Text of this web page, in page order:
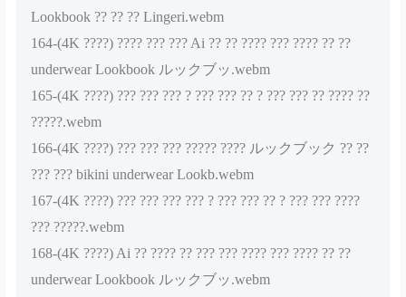
Lookbook ?? ?? ?? Lingeri.webm
164-(4K ????) ???? ??? ??? Ai ?? ?? ???? ??? ???? ?? ??
underwear Lookbook ルックブッ.webm
165-(4K ????) ??? ??? ??? ? ??? ??? ?? ? ??? ??? ?? ???? ??
?????.webm
166-(4K ????) ??? ??? ??? ????? ???? ルックブック ?? ??
??? ??? bikini underwear Lookb.webm
167-(4K ????) ??? ??? ??? ??? ? ??? ??? ?? ? ??? ??? ????
??? ?????.webm
168-(4K ????) Ai ?? ???? ?? ??? ??? ???? ??? ???? ?? ??
underwear Lookbook ルックブッ.webm